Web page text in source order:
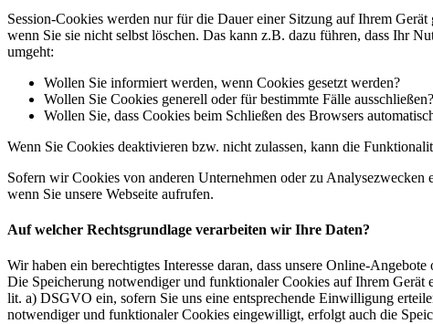
Session-Cookies werden nur für die Dauer einer Sitzung auf Ihrem
wenn Sie sie nicht selbst löschen. Das kann z.B. dazu führen, dass Ihr
umgeht:
Wollen Sie informiert werden, wenn Cookies gesetzt werden?
Wollen Sie Cookies generell oder für bestimmte Fälle ausschließen?
Wollen Sie, dass Cookies beim Schließen des Browsers
Wenn Sie Cookies deaktivieren bzw. nicht zulassen, kann die
Sofern wir Cookies von anderen Unternehmen oder zu
wenn Sie unsere Webseite aufrufen.
Auf welcher Rechtsgrundlage verarbeiten wir Ihre Daten?
Wir haben ein berechtigtes Interesse daran, dass unsere Online-
Die Speicherung notwendiger und funktionaler Cookies auf Ihrem
lit. a) DSGVO ein, sofern Sie uns eine entsprechende Einwilligung
notwendiger und funktionaler Cookies eingewilligt, erfolgt auch die